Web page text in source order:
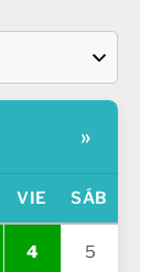
»
VIE SÁB
4 5